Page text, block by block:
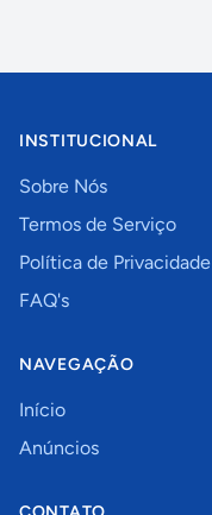
INSTITUCIONAL
Sobre Nós
Termos de Serviço
Política de Privacidade
FAQ's
NAVEGAÇÃO
Início
Anúncios